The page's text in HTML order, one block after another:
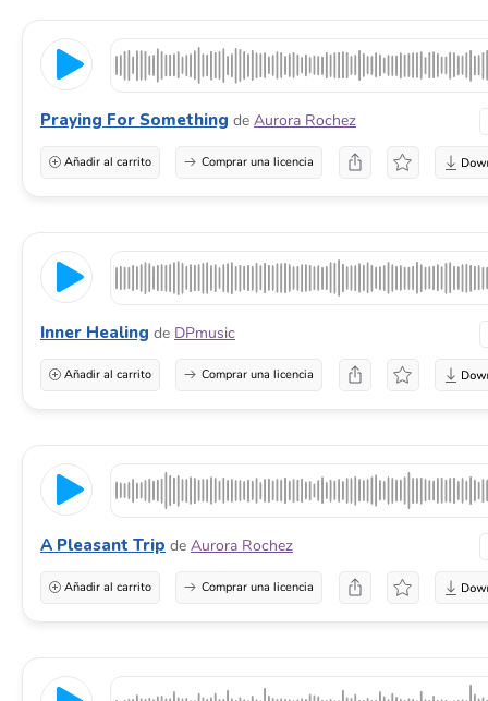
Praying For Something de Aurora Rochez
Añadir al carrito Comprar una licencia
Inner Healing de DPmusic
Añadir al carrito Comprar una licencia
A Pleasant Trip de Aurora Rochez
Añadir al carrito Comprar una licencia